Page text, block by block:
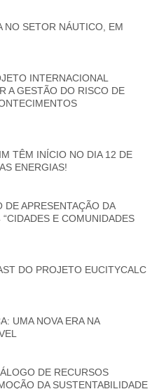
NO SETOR NÁUTICO, EM
INTERNACIONAL
A GESTÃO DO RISCO DE
TÊM INÍCIO NO DIA 12 DE
ENERGIAS!
DE APRESENTAÇÃO DA
E COMUNIDADES
DO PROJETO EUCITYCALC
UMA NOVA ERA NA
DE RECURSOS
DA SUSTENTABILIDADE